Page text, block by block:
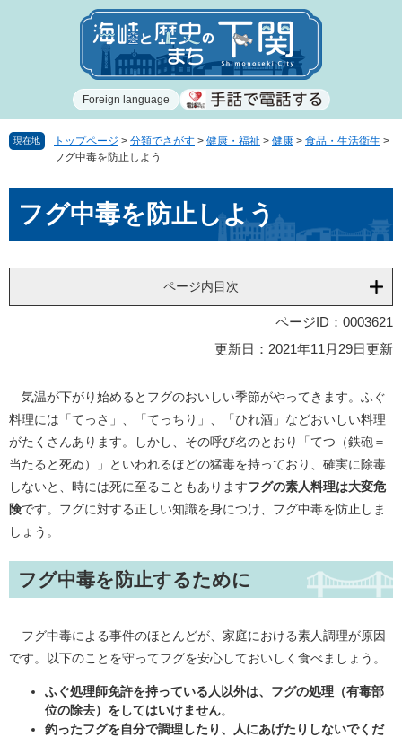
で
ば
Foreign language
現在地 トップページ > 分類でさがす > 健康・福祉 > 健康 > 食品・生活衛生 >
フグ中毒を防止しよう
フグ中毒を防止しよう
ページ内目次
ページID：0003621
更新日：2021年11月29日更新
気温が下がり始めるとフグのおいしい季節がやってきます。ふぐ
料理には「てっさ」、「てっちり」、「ひれ酒」などおいしい料理
がたくさんあります。しかし、その呼び名のとおり「てつ（鉄砲＝
当たると死ぬ）」といわれるほどの猛毒を持っており、確実に除毒
しないと、時には死に至ることもありますフグの素人料理は大変危
険です。フグに対する正しい知識を身につけ、フグ中毒を防止しま
しょう。
フグ中毒を防止するために
フグ中毒による事件のほとんどが、家庭における素人調理が原因
です。以下のことを守ってフグを安心しておいしく食べましょう。
ふぐ処理師免許を持っている人以外は、フグの処理（有毒部
位の除去）をしてはいけません。
釣ったフグを自分で調理したり、人にあげたりしないでくだ